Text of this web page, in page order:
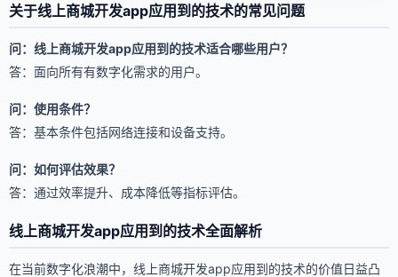
关于线上商城开发app应用到的技术的常见问题
问：线上商城开发app应用到的技术适合哪些用户？
答：面向所有有数字化需求的用户。
问：使用条件？
答：基本条件包括网络连接和设备支持。
问：如何评估效果？
答：通过效率提升、成本降低等指标评估。
线上商城开发app应用到的技术全面解析
在当前数字化浪潮中，线上商城开发app应用到的技术的价值日益凸